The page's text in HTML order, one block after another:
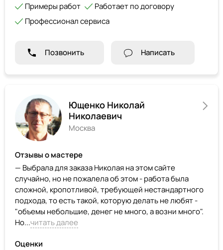
Примеры работ
Работает по договору
Профессионал сервиса
Позвонить Написать
Ющенко Николай
Николаевич
Москва
Отзывы о мастере
— Выбрала для заказа Николая на этом сайте
случайно, но не пожалела об этом - работа была
сложной, кропотливой, требующей нестандартного
подхода, то есть такой, которую делать не любят -
"объемы небольшие, денег не много, а возни много".
Но...читать далее
Оценки